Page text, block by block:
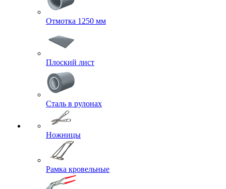
Отмотка 1250 мм
Плоский лист
Сталь в рулонах
Ножницы
Рамка кровельные